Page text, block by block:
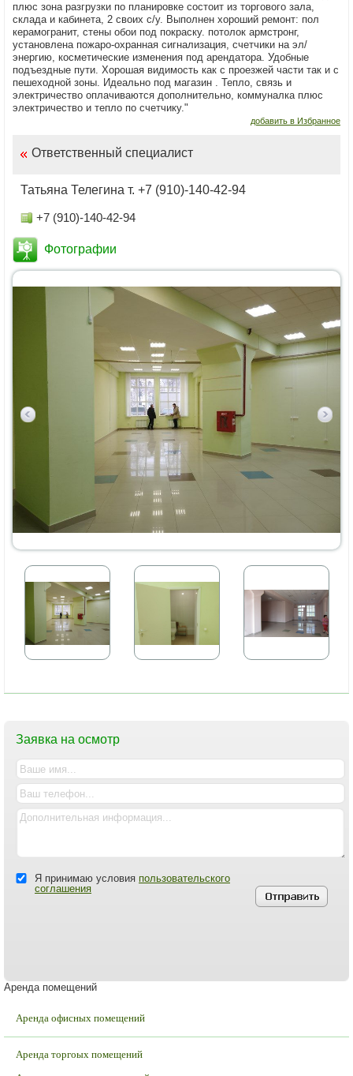
плюс зона разгрузки по планировке состоит из торгового зала,
склада и кабинета, 2 своих с/у. Выполнен хороший ремонт: пол
керамогранит, стены обои под покраску. потолок армстронг,
установлена пожаро-охранная сигнализация, счетчики на эл/
энергию, косметические изменения под арендатора. Удобные
подъездные пути. Хорошая видимость как с проезжей части так и с
пешеходной зоны. Идеально под магазин . Тепло, связь и
электричество оплачиваются дополнительно, коммуналка плюс
электричество и тепло по счетчику."
добавить в Избранное
Ответственный специалист
Татьяна Телегина т. +7 (910)-140-42-94
+7 (910)-140-42-94
Фотографии
Заявка на осмотр
Я принимаю условия пользовательского
соглашения
Аренда помещений
Аренда офисных помещений
Аренда торгоых помещений